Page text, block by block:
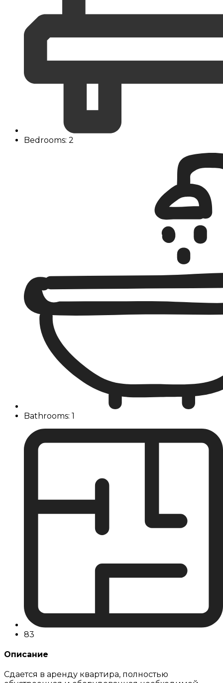
Bedrooms: 2
Bathrooms: 1
83
Описание
Сдается в аренду квартира, полностью